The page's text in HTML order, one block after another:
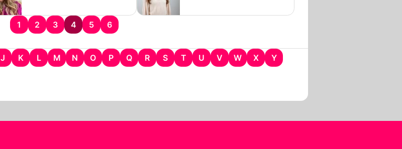
1 2 3 4 5 6
J K L M N O P Q R S T U V W X
Y